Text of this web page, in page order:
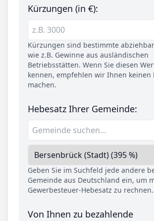
Kürzungen (in €):
Kürzungen sind bestimmte
wie z.B. Gewinne aus ausländischen
Betriebsstätten. Wenn Sie diesen
kennen, empfehlen wir Ihnen keinen
machen.
Hebesatz Ihrer Gemeinde:
Geben Sie im Suchfeld jede andere
Gemeinde aus Deutschland ein, um
Gewerbesteuer-Hebesatz zu rechnen.
Von Ihnen zu bezahlende